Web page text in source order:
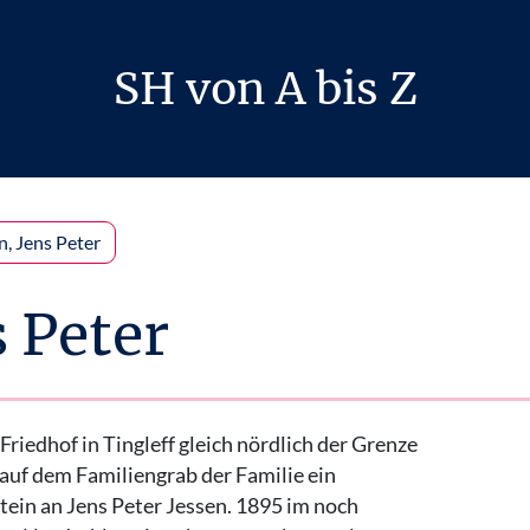
SH von A bis Z
Jens Peter
Peter
in Tingleff gleich nördlich der Grenze
dem Familiengrab der Familie ein
an Jens Peter Jessen. 1895 im noch